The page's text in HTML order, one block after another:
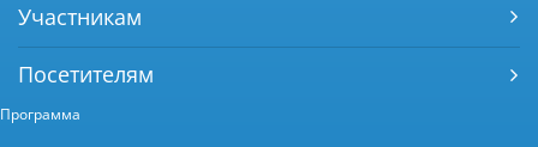
Участникам
Посетителям
Программа